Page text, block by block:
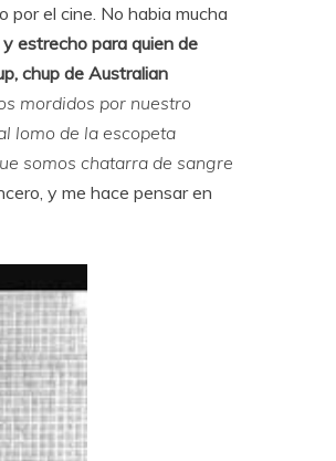
por el cine. No habia mucha
estrecho para quien de
chup de Australian
mordidos por nuestro
lomo de la escopeta
somos chatarra de sangre
y me hace pensar en